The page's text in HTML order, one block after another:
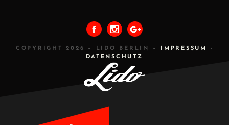
COPYRIGHT 2026 – LIDO BERLIN – IMPRESSUM
-
DATENSCHUTZ